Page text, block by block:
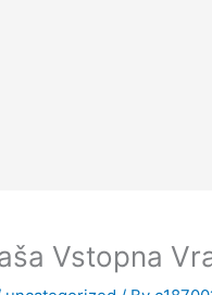
Vstopna